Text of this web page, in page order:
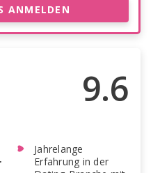
ANMELDEN
9.6
Jahrelange
Erfahrung in der